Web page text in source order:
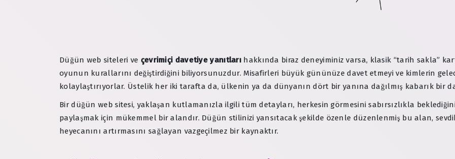
Düğün web siteleri ve çevrimiçi davetiye yanıtları hakkında biraz deneyiminiz varsa, klasik “tarih sakla”
oyunun kurallarını değiştirdiğini biliyorsunuzdur. Misafirleri büyük gününüze davet etmeyi ve kimlerin
kolaylaştırıyorlar. Üstelik her iki tarafta da, ülkenin ya da dünyanın dört bir yanına dağılmış kabarık bir
Bir düğün web sitesi, yaklaşan kutlamanızla ilgili tüm detayları, herkesin görmesini sabırsızlıkla
paylaşmak için mükemmel bir alandır. Düğün stilinizi yansıtacak şekilde özenle düzenlenmiş bu alan,
heyecanını artırmasını sağlayan vazgeçilmez bir kaynaktır.